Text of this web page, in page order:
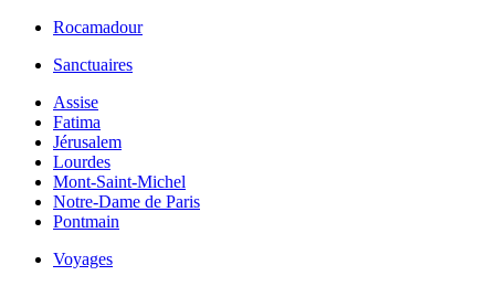
Rocamadour
Sanctuaires
Assise
Fatima
Jérusalem
Lourdes
Mont-Saint-Michel
Notre-Dame de Paris
Pontmain
Voyages